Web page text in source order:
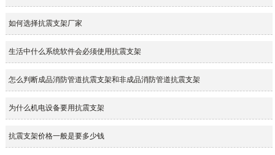
如何选择抗震支架厂家
生活中什么系统软件会必须使用抗震支架
怎么判断成品消防管道抗震支架和非成品消防管道抗震支架
为什么机电设备要用抗震支架
抗震支架价格一般是要多少钱